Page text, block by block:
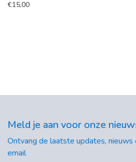
€15,00
Meld je aan voor onze
Ontvang de laatste updates, nieuws
email